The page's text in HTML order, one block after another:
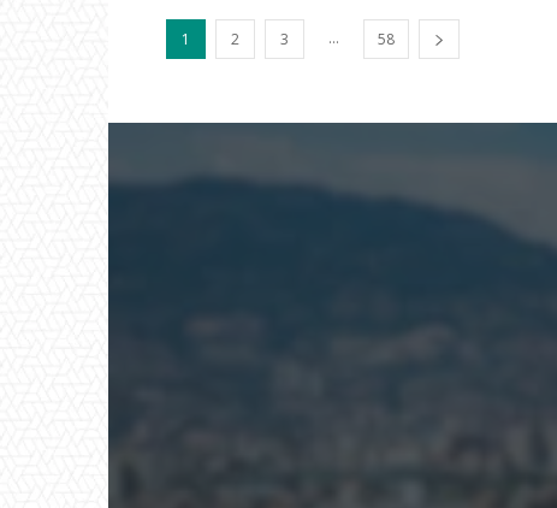
1 2 3 ... 58